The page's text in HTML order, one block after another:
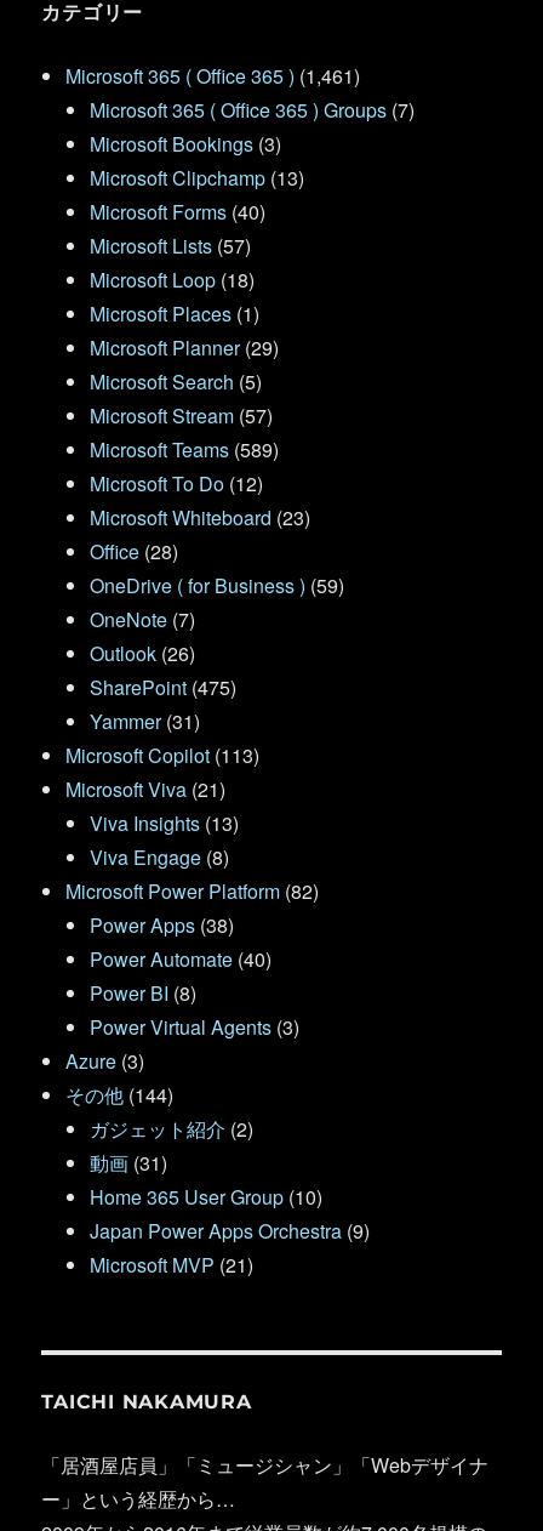
カテゴリー
Microsoft 365 ( Office 365 ) (1,461)
Microsoft 365 ( Office 365 ) Groups (7)
Microsoft Bookings (3)
Microsoft Clipchamp (13)
Microsoft Forms (40)
Microsoft Lists (57)
Microsoft Loop (18)
Microsoft Places (1)
Microsoft Planner(29)
Microsoft Search (5)
Microsoft Stream (57)
Microsoft Teams (589)
Microsoft To Do (12)
Microsoft Whiteboard (23)
Office (28)
OneDrive ( for Business ) (59)
OneNote (7)
Outlook (26)
SharePoint (475)
Yammer(31)
Microsoft Copilot (113)
Microsoft Viva (21)
Viva Insights (13)
Viva Engage (8)
Microsoft Power Platform (82)
Power Apps (38)
Power Automate (40)
Power BI (8)
Power Virtual Agents (3)
Azure (3)
その他 (144)
ガジェット紹介 (2)
動画 (31)
Home 365 User Group (10)
Japan Power Apps Orchestra (9)
Microsoft MVP (21)
TAICHI NAKAMURA
「居酒屋店員」「ミュージシャン」「Webデザイナ
ー」という経歴から…